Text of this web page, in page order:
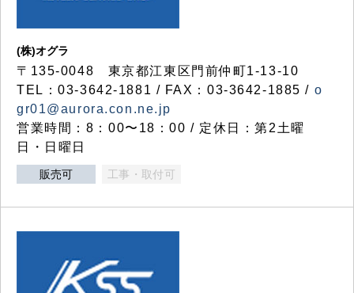
(株)オグラ
〒135-0048 東京都江東区門前仲町1-13-10
TEL：03-3642-1881 / FAX：03-3642-1885 / o
gr01@aurora.con.ne.jp
営業時間：8：00〜18：00 / 定休日：第2土曜
日・日曜日
販売可 工事・取付可